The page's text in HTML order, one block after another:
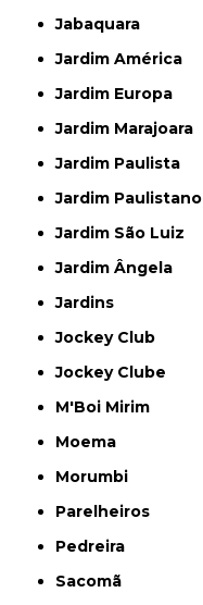
Jabaquara
Jardim América
Jardim Europa
Jardim Marajoara
Jardim Paulista
Jardim Paulistano
Jardim São Luiz
Jardim Ângela
Jardins
Jockey Club
Jockey Clube
M'Boi Mirim
Moema
Morumbi
Parelheiros
Pedreira
Sacomã